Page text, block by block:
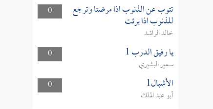
0
تتوب عن الذنوب اذا مرضتا وترجع
للذنوب اذا برئت
خالد الراشد
0
يا رفيق الدرب 1
سمير البشيري
0
الأشبال1
أبو عبد الملك